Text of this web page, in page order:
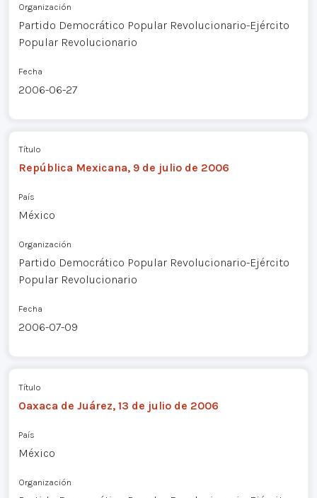
Organización
Partido Democrático Popular Revolucionario-Ejército
Popular Revolucionario
Fecha
2006-06-27
Título
República Mexicana, 9 de julio de 2006
País
México
Organización
Partido Democrático Popular Revolucionario-Ejército
Popular Revolucionario
Fecha
2006-07-09
Título
Oaxaca de Juárez, 13 de julio de 2006
País
México
Organización